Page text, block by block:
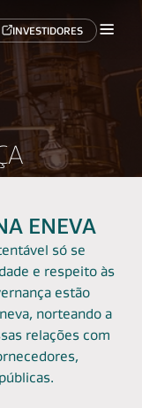
INVESTIDORES
ENEVA
só se
e respeito às
estão
norteando a
relações com